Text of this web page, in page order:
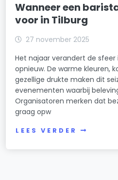
Wanneer een
voor in Tilburg
27 november 2025
Het najaar verandert de sfeer
opnieuw. De warme kleuren,
gezellige drukte maken dit
evenementen waarbij
Organisatoren merken dat
graag opw
LEES VERDER